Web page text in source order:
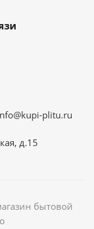
plitu.ru
д.15
бытовой